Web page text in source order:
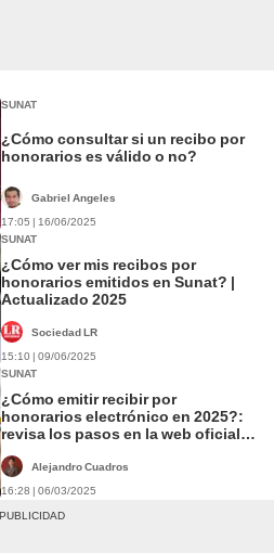
SUNAT
¿Cómo consultar si un recibo por
honorarios es válido o no?
Gabriel Angeles
17:05 | 16/06/2025
SUNAT
¿Cómo ver mis recibos por
honorarios emitidos en Sunat? |
Actualizado 2025
Sociedad LR
15:10 | 09/06/2025
SUNAT
¿Cómo emitir recibir por
honorarios electrónico en 2025?:
revisa los pasos en la web oficial
Alejandro Cuadros
16:28 | 06/03/2025